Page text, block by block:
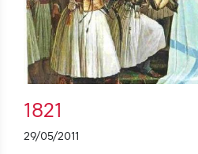
1821
29/05/2011